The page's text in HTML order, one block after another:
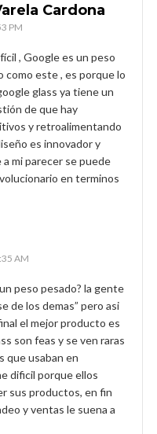
Cardona
PM
, Google es un peso
como este , es porque lo
glass ya tiene un
de que hay
y retroalimentando
es innovador y
mi parecer se puede
en terminos
AM
peso pesado? la gente
de los demas” pero asi
el mejor producto es
son feas y se ven raras
que usaban en
dificil porque ellos
sus productos, en fin
y ventas le suena a